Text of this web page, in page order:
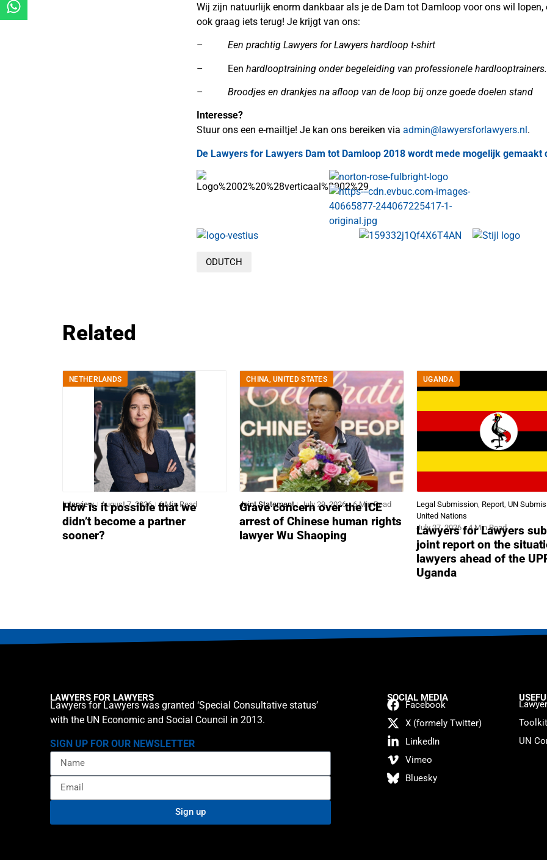
Wij zijn natuurlijk enorm dankbaar als je de Dam tot Damloop voor ons wil lopen,
ook graag iets terug! Je krijgt van ons:
– Een prachtig Lawyers for Lawyers hardloop t-shirt
– Een hardlooptraining onder begeleiding van professionele hardlooptrainers.
– Broodjes en drankjes na afloop van de loop bij onze goede doelen stand
Interesse?
Stuur ons een e-mailtje! Je kan ons bereiken via admin@lawyersforlawyers.nl .
De Lawyers for Lawyers Dam tot Damloop 2018 wordt mede mogelijk gemaakt
ODUTCH
Related
NETHERLANDS
Interview August 7, 2026 6 Min Read
How is it possible that we
didn’t become a partner
sooner?
CHINA,UNITED STATES
Joint Statement July 29, 2026 6 Min Read
Grave concern over the ICE
arrest of Chinese human rights
lawyer Wu Shaoping
UGANDA
Legal Submission, Report, UN
United Nations
July 27, 2026
4 Min Read
Lawyers for Lawyers
joint report on the
lawyers ahead of the
Uganda
LAWYERS FOR LAWYERS
Lawyers for Lawyers was granted ‘Special Consultative status’
with the UN Economic and Social Council in 2013.
SIGN UP FOR OUR NEWSLETTER
Sign up
SOCIAL MEDIA
Facebook
X (formely Twitter)
LinkedIn
Vimeo
Bluesky
UN